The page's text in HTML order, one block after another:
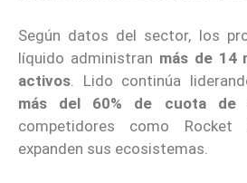
Según datos del sector, los
líquido administran más de 14
activos. Lido continúa
más del 60% de cuota de
competidores como Rocket
expanden sus ecosistemas.